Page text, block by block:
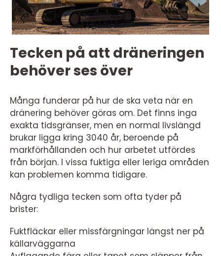
Tecken på att dräneringen
behöver ses över
Många funderar på hur de ska veta när en
dränering behöver göras om. Det finns inga
exakta tidsgränser, men en normal livslängd
brukar ligga kring 3040 år, beroende på
markförhållanden och hur arbetet utfördes
från början. I vissa fuktiga eller leriga områden
kan problemen komma tidigare.
Några tydliga tecken som ofta tyder på
brister:
Fuktfläckar eller missfärgningar längst ner på
källarväggarna